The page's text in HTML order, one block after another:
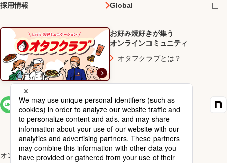
採用情報
Global
お好み焼好きが集う
オンラインコミュニティ
オタフクラブとは？
SNS一覧
オンラインショップ楽天市場店